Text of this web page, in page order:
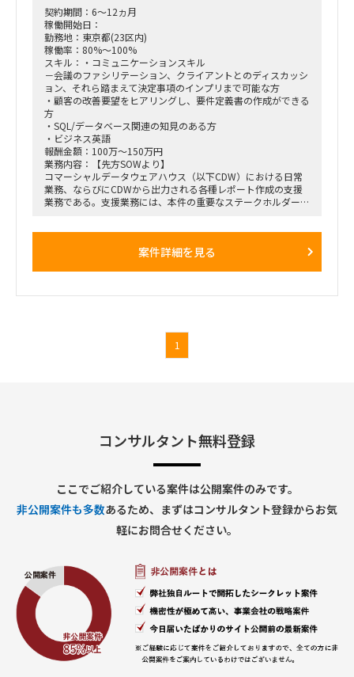
期参画可能な方
契約期間：6～12ヵ月
稼働開始日：
勤務地：東京都(23区内)
稼働率：80%～100%
スキル：・コミュニケーションスキル
－会議のファシリテーション、クライアントとのディスカッシ
ョン、それら踏まえて決定事項のインプリまで可能な方
・顧客の改善要望をヒアリングし、要件定義書の作成ができる
方
・SQL/データベース関連の知見のある方
・ビジネス英語
報酬金額：100万～150万円
業務内容：【先方SOWより】
コマーシャルデータウェアハウス（以下CDW）における日常
業務、ならびにCDWから出力される各種レポート作成の支援
業務である。支援業務には、本件の重要なステークホルダーへ
【案件依頼時の内容】案件詳細を見る
1
コンサルタント無料登録
ここでご紹介している案件は公開案件のみです。
非公開案件も多数あるため、まずはコンサルタント登録からお気
軽にお問合せください。